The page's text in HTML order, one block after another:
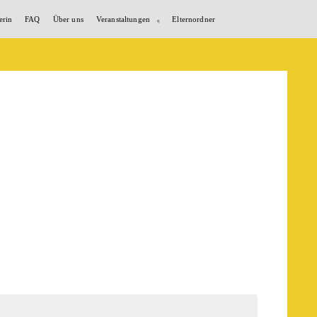
FAQ Über uns Veranstaltungen Elternordner